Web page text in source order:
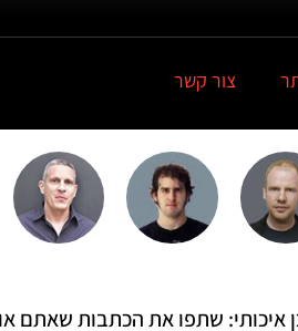
צור קשר
איכותי: שתפו את הכתבות שאתם